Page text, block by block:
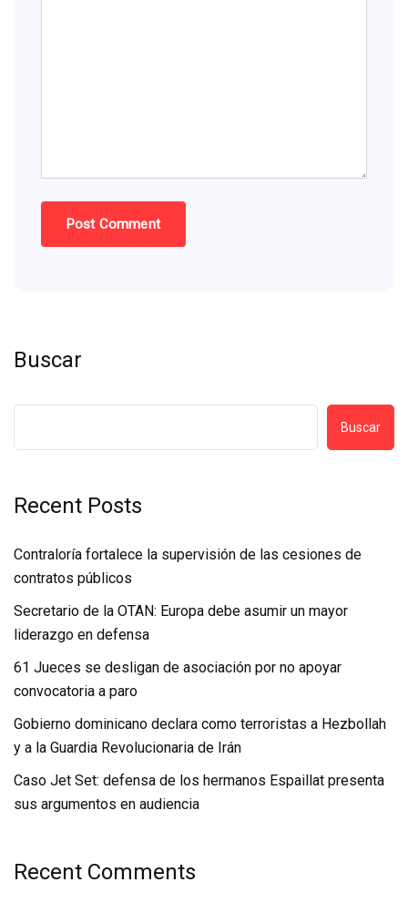
Buscar
Buscar
Recent Posts
Contraloría fortalece la supervisión de las cesiones de
contratos públicos
Secretario de la OTAN: Europa debe asumir un mayor
liderazgo en defensa
61 Jueces se desligan de asociación por no apoyar
convocatoria a paro
Gobierno dominicano declara como terroristas a Hezbollah
y a la Guardia Revolucionaria de Irán
Caso Jet Set: defensa de los hermanos Espaillat presenta
sus argumentos en audiencia
Recent Comments